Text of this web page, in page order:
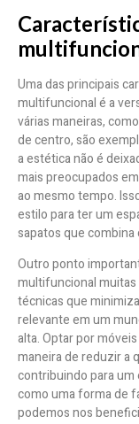
Uma das principais
multifuncional é a
várias maneiras,
de centro, são
a estética não é
mais preocupados
ao mesmo tempo.
estilo para ter um
sapatos que
Outro ponto
multifuncional
técnicas que
relevante em um
alta. Optar por
maneira de reduzir a
contribuindo para um
como uma forma de
podemos nos